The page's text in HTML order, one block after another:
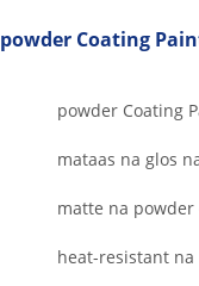
powder Coating
powder Coating
mataas na glos
matte na
heat-resistant